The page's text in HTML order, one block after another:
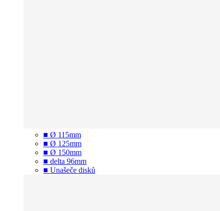
■ Ø 115mm
■ Ø 125mm
■ Ø 150mm
■ delta 96mm
■ Unašeče disků